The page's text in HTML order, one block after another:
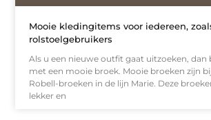
Mooie kledingitems voor iedereen,
rolstoelgebruikers
Als u een nieuwe outfit gaat uitzoeken, dan
met een mooie broek. Mooie broeken zijn
Robell-broeken in de lijn Marie. Deze
lekker en